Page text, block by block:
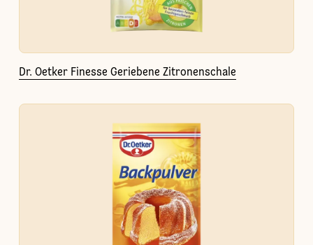
Dr. Oetker Finesse Geriebene Zitronenschale